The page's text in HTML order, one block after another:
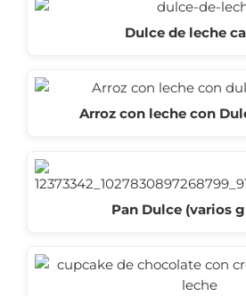
Dulce de leche
Arroz con leche con
Pan Dulce (varios